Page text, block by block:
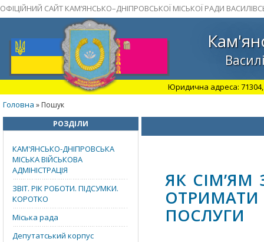
ОФІЦІЙНИЙ САЙТ КАМ’ЯНСЬКО–ДНІПРОВСЬКОЇ МІСЬКОЇ РАДИ
Юридична адреса: 71304,
Головна » Пошук
РОЗДІЛИ
КАМ'ЯНСЬКО-ДНІПРОВСЬКА
МІСЬКА ВІЙСЬКОВА
АДМІНІСТРАЦІЯ
ЗВІТ. РІК РОБОТИ. ПІДСУМКИ.
КОРОТКО
Міська рада
Депутатський корпус
ЯК
ПОСЛУГИ